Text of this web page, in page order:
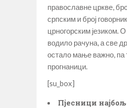
православне цркве,
српским и број
црногорским језиком.
водило рачуна, а све
остало мање важно, па
прогнаници.
[su_box]
Пјесници